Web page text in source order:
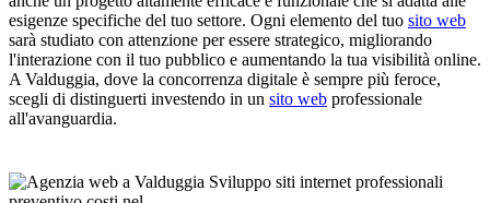
esigenze specifiche del tuo settore. Ogni elemento del tuo sito web
sarà studiato con attenzione per essere strategico, migliorando
l'interazione con il tuo pubblico e aumentando la tua visibilità online.
A Valduggia, dove la concorrenza digitale è sempre più feroce,
scegli di distinguerti investendo in un sito web professionale
all'avanguardia.